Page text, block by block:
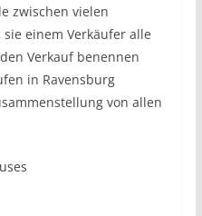
zwischen vielen
einem Verkäufer alle
Verkauf benennen
in Ravensburg
von allen